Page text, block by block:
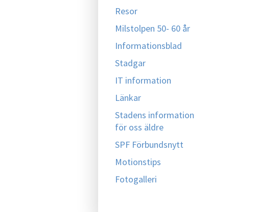
Resor
Milstolpen 50- 60 år
Informationsblad
Stadgar
IT information
Länkar
Stadens information
för oss äldre
SPF Förbundsnytt
Motionstips
Fotogalleri